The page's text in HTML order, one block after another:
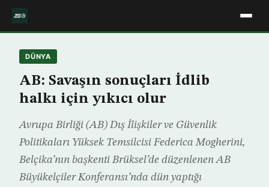
DÜNYA
AB: Savaşın sonuçları İdlib
halkı için yıkıcı olur
Avrupa Birliği (AB) Dış İlişkiler ve Güvenlik
Politikaları Yüksek Temsilcisi Federica Mogherini,
Belçika’nın başkenti Brüksel’de düzenlenen AB
Büyükelçiler Konferansı’nda dün yaptığı